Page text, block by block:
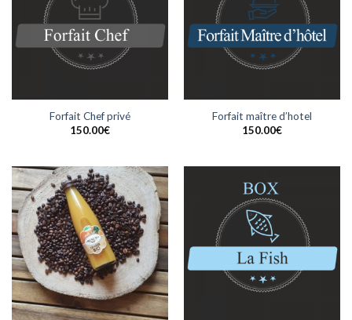
Forfait Chef privé
150.00€
Forfait maître d’hotel
150.00€